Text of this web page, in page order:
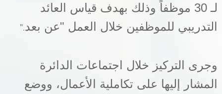
لـ 30 موظفاً وذلك بهدف قياس العائد
التدريبي للموظفين خلال العمل "عن بعد".
وجرى التركيز خلال اجتماعات الدائرة
المشار إليها على تكاملية الأعمال، ووضع